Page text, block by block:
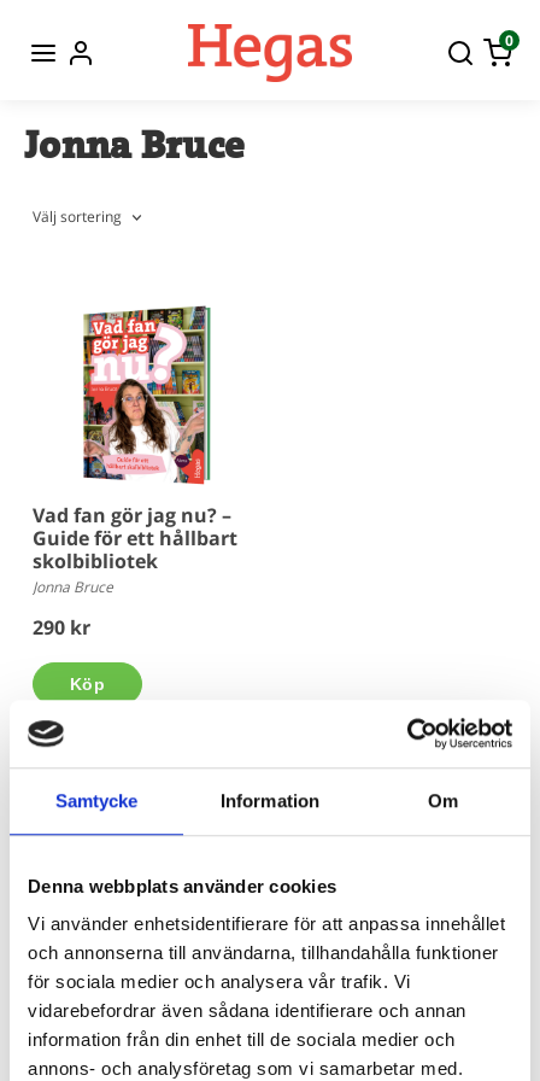
Samtycke Information Om
Denna webbplats använder cookies
Vi använder enhetsidentifierare för att anpassa innehållet
och annonserna till användarna, tillhandahålla funktioner
för sociala medier och analysera vår trafik. Vi
vidarebefordrar även sådana identifierare och annan
information från din enhet till de sociala medier och
annons- och analysföretag som vi samarbetar med.
0
Jonna Bruce
Välj sortering
Vad fan gör jag nu? –
Guide för ett hållbart
skolbibliotek
Jonna Bruce
290 kr
Köp
köper du in!
Beroende på kommunens upphandlingsavtal köper du våra
böcker hos Adlibris, Bokus eller Läromedia. Spel och Flugo-
dockor? Dem köper du hos Läromedia.
Direktupphandling då? Jo, det kan du göra!Mejla oss!